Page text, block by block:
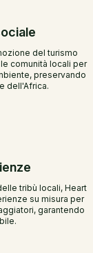
del turismo
comunità locali per
preservando
dell'Africa.
tribù locali, Heart
su misura per
garantendo